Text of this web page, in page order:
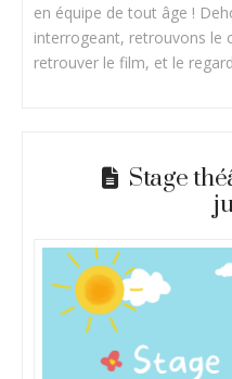
en équipe de tout âge !
interrogeant, retrouvons le
retrouver le film, et le
Stage